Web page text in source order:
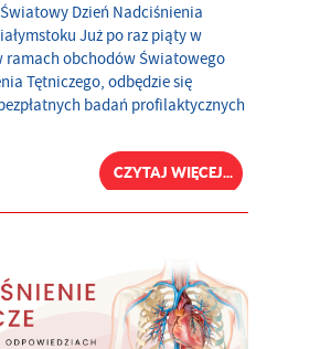
Światowy Dzień Nadciśnienia
Już po raz piąty w
ramach obchodów Światowego
Tętniczego, odbędzie się
badań profilaktycznych
CZYTAJ WIĘCEJ...